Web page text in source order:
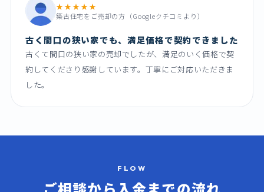
★★★★★
築古住宅をご売却の方（Googleクチコミより）
古く間口の狭い家でも、満足価格で契約できました
古くて間口の狭い家の売却でしたが、満足のいく価格で契
約してくださり感謝しています。丁寧にご対応いただきま
した。
FLOW